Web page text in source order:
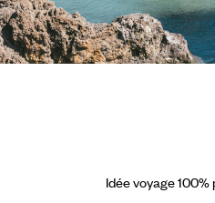
Idée voyage